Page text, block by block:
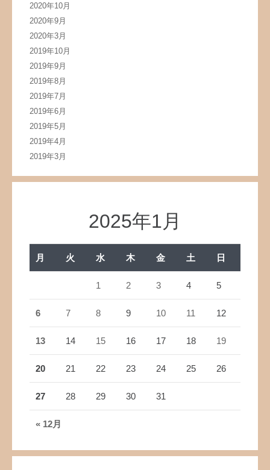
2020年10月
2020年9月
2020年3月
2019年10月
2019年9月
2019年8月
2019年7月
2019年6月
2019年5月
2019年4月
2019年3月
2025年1月
月 火 水 木 金 土 日
« 12月
1 2 3 4 5
6 7 8 9 10 11 12
13 14 15 16 17 18 19
20 21 22 23 24 25 26
27 28 29 30 31